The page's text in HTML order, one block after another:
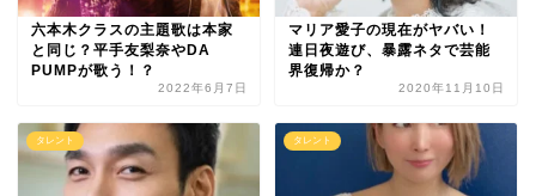
六本木クラスの主題歌は本家
と同じ？平手友梨奈やDA
PUMPが歌う！？
2022年6月7日
マリア愛子の現在がヤバい！
連日夜遊び、暴露ネタで芸能
界復帰か？
2020年11月10日
タレント タレント